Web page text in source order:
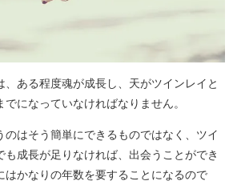
、ある程度魂が成長し、天がツインレイと
になっていなければなりません。
のはそう簡単にできるものではなく、ツイ
も成長が足りなければ、出会うことができ
はかなりの年数を要することになるので